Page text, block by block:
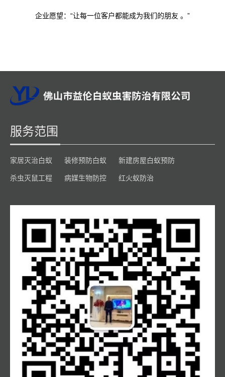
企业愿望： “让每一位客户都能成为我们的朋友 。”
服务范围
家居灭治白蚁 装修预防白蚁 新建房屋白蚁预防
杀虫灭鼠工程 病媒生物防控 红火蚁防治